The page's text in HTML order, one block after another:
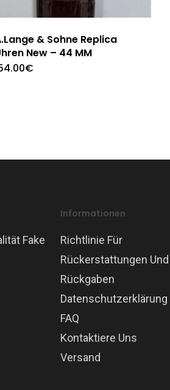
& Sohne Replica
New – 44 MM
€
Fake
Informationen
Richtlinie Für
Rückerstattungen Und
Rückgaben
Datenschutzerklärung
FAQ
Kontaktiere Uns
Versand